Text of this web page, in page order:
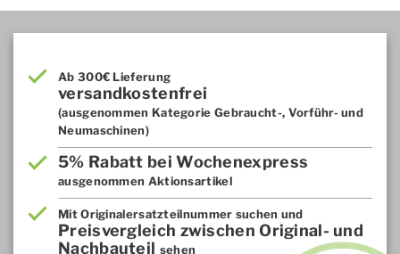
Ab 300€ Lieferung
versandkostenfrei
(ausgenommen Kategorie Gebraucht-, Vorführ- und
Neumaschinen)
5% Rabatt bei Wochenexpress
ausgenommen Aktionsartikel
Mit Originalersatzteilnummer suchen und
Preisvergleich zwischen Original- und
Nachbauteil sehen